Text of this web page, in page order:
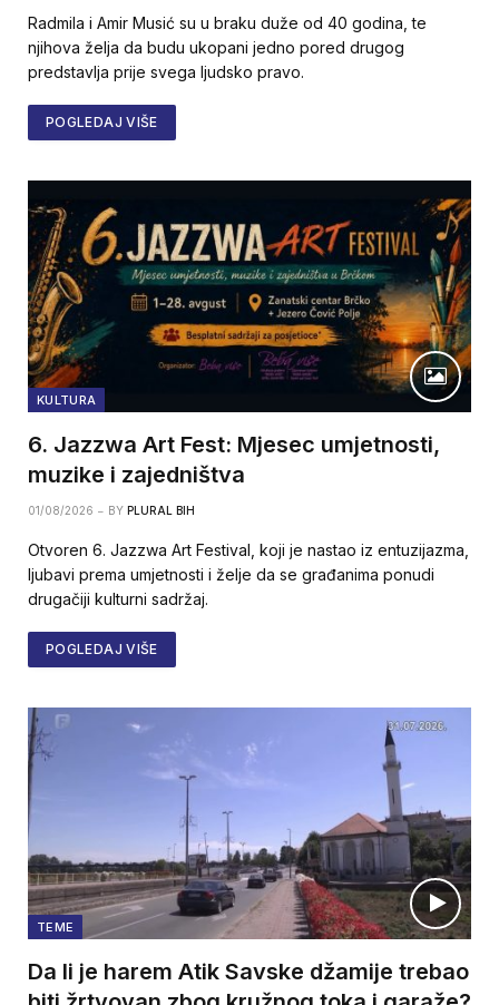
Radmila i Amir Musić su u braku duže od 40 godina, te
njihova želja da budu ukopani jedno pored drugog
predstavlja prije svega ljudsko pravo.
POGLEDAJ VIŠE
KULTURA
6. Jazzwa Art Fest: Mjesec umjetnosti,
muzike i zajedništva
01/08/2026 BY PLURAL BIH
Otvoren 6. Jazzwa Art Festival, koji je nastao iz entuzijazma,
ljubavi prema umjetnosti i želje da se građanima ponudi
drugačiji kulturni sadržaj.
POGLEDAJ VIŠE
TEME
Da li je harem Atik Savske džamije trebao